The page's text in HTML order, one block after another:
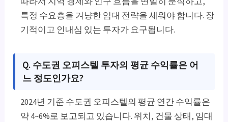
특정 수요층을 겨냥한 임대 전략을 세워야 합니다. 장
기적이고 인내심 있는 투자가 요구됩니다.
Q. 수도권 오피스텔 투자의 평균 수익률은 어
느 정도인가요?
2024년 기준 수도권 오피스텔의 평균 연간 수익률은
약 4~6%로 보고되고 있습니다. 위치, 건물 상태, 임대